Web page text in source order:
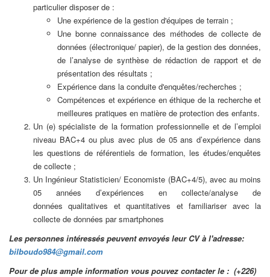
particulier disposer de :
Une expérience de la gestion d'équipes de terrain ;
Une bonne connaissance des méthodes de collecte de
données (électronique/ papier), de la gestion des données,
de l’analyse de synthèse de rédaction de rapport et de
présentation des résultats ;
Expérience dans la conduite d'enquêtes/recherches ;
Compétences et expérience en éthique de la recherche et
meilleures pratiques en matière de protection des enfants.
Un (e) spécialiste de la formation professionnelle et de l’emploi
niveau BAC+4 ou plus avec plus de 05 ans d’expérience dans
les questions de référentiels de formation, les études/enquêtes
de collecte ;
Un Ingénieur Statisticien/ Economiste (BAC+4/5), avec au moins
05 années d’expériences en collecte/analyse de
données qualitatives et quantitatives et familiariser avec la
collecte de données par smartphones
Les personnes intéressés peuvent envoyés leur CV à l'adresse:
bilboudo984@gmail.com
Pour de plus ample information vous pouvez contacter le : (+226)